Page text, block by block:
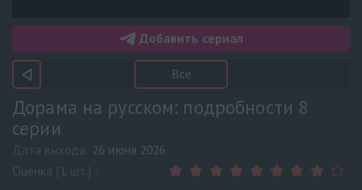
Добавить сериал
Все
Дорама на русском: подробности 8
серии
Дата выхода: 26 июня 2026
Оценка (1 шт.) :